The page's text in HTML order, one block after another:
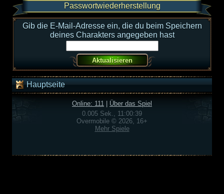
Passwortwiederherstellung
Gib die E-Mail-Adresse ein, die du beim Speichern
deines Charakters angegeben hast
Hauptseite
Online: 111
Über das Spiel
0.005 Sek., 11:00:39
Overmobile © 2026, 16+
Mehr Spiele